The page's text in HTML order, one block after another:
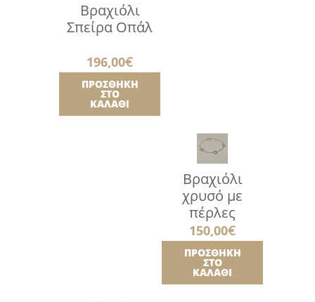
Βραχιόλι
Σπείρα Οπάλ
196,00€
ΠΡΟΣΘΉΚΗ
ΣΤΟ
ΚΑΛΆΘΙ
Βραχιόλι
χρυσό με
πέρλες
150,00€
ΠΡΟΣΘΉΚΗ
ΣΤΟ
ΚΑΛΆΘΙ